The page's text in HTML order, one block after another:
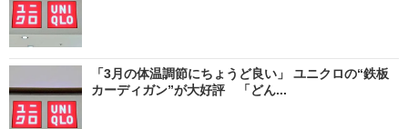
「3月の体温調節にちょうど良い」 ユニクロの“鉄板
カーディガン”が大好評 「どん...